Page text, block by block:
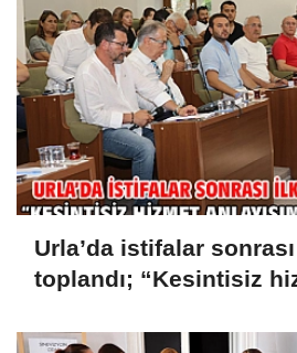
Urla’da istifalar
toplandı; “Kesintisiz